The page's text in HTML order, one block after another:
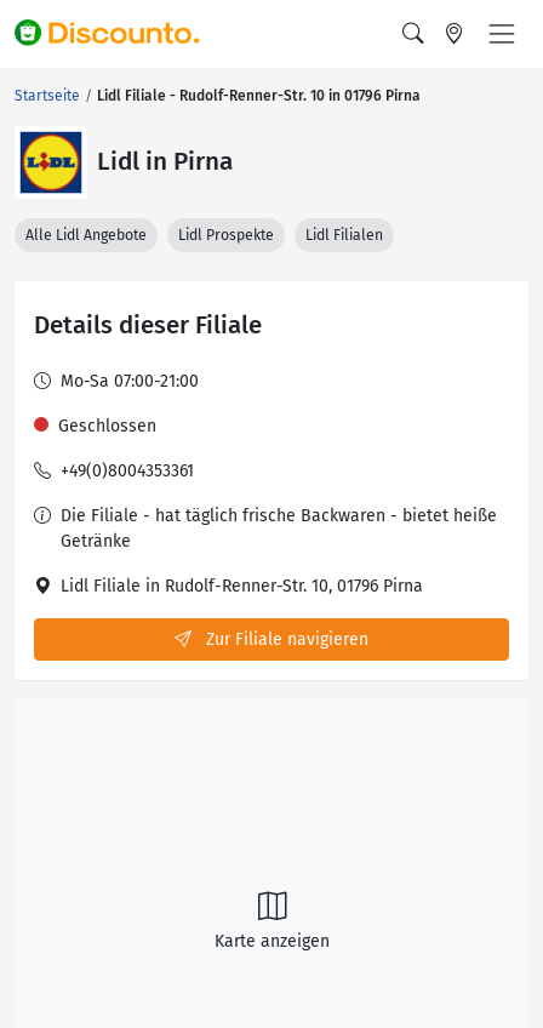
Startseite Lidl Filiale - Rudolf-Renner-Str. 10 in 01796 Pirna
Lidl in Pirna
Alle Lidl Angebote Lidl Prospekte Lidl Filialen
Details dieser Filiale
Mo-Sa 07:00-21:00
Geschlossen
+49(0)8004353361
Die Filiale - hat täglich frische Backwaren - bietet heiße
Getränke
Lidl Filiale in Rudolf-Renner-Str. 10, 01796 Pirna
Zur Filiale navigieren
Karte anzeigen